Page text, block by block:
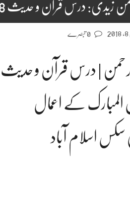
زیدی: درس قرآن و حدیث 2018-06-08
| درس قرآن و حدیث 2018-06-08
کے اعمال
سکس اسلام آباد